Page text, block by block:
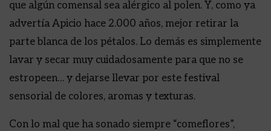
que algún comensal sea alérgico al polen. Y, como ya
advertía Apicio hace 2.000 años, mejor retirar la
parte blanca de los pétalos. Lo demás es simplemente
lavar y secar muy cuidadosamente para que no se
estropeen… y dejarse llevar por este festival
sensorial de colores, aromas y texturas.
Con lo mal que ha sonado siempre “comeflores”,